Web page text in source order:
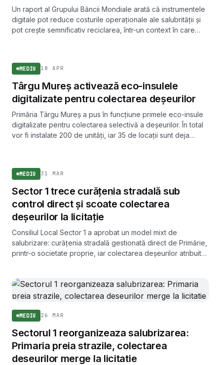
Un raport al Grupului Băncii Mondiale arată că instrumentele
digitale pot reduce costurile operaționale ale salubrității și
pot crește semnificativ reciclarea, într-un context în care
MEDIU 18 APR
Târgu Mureș activează eco-insulele
digitalizate pentru colectarea deșeurilor
Primăria Târgu Mureș a pus în funcțiune primele eco-insule
digitalizate pentru colectarea selectivă a deșeurilor. În total
vor fi instalate 200 de unități, iar 35 de locații sunt deja
MEDIU 31 MAR
Sector 1 trece curățenia stradală sub
control direct și scoate colectarea
deșeurilor la licitație
Consiliul Local Sector 1 a aprobat un model mixt de
salubrizare: curățenia stradală gestionată direct de Primărie,
printr-o societate proprie, iar colectarea deșeurilor atribuită
MEDIU 26 MAR
Sectorul 1 reorganizeaza salubrizarea:
Primaria preia strazile, colectarea
deseurilor merge la licitatie